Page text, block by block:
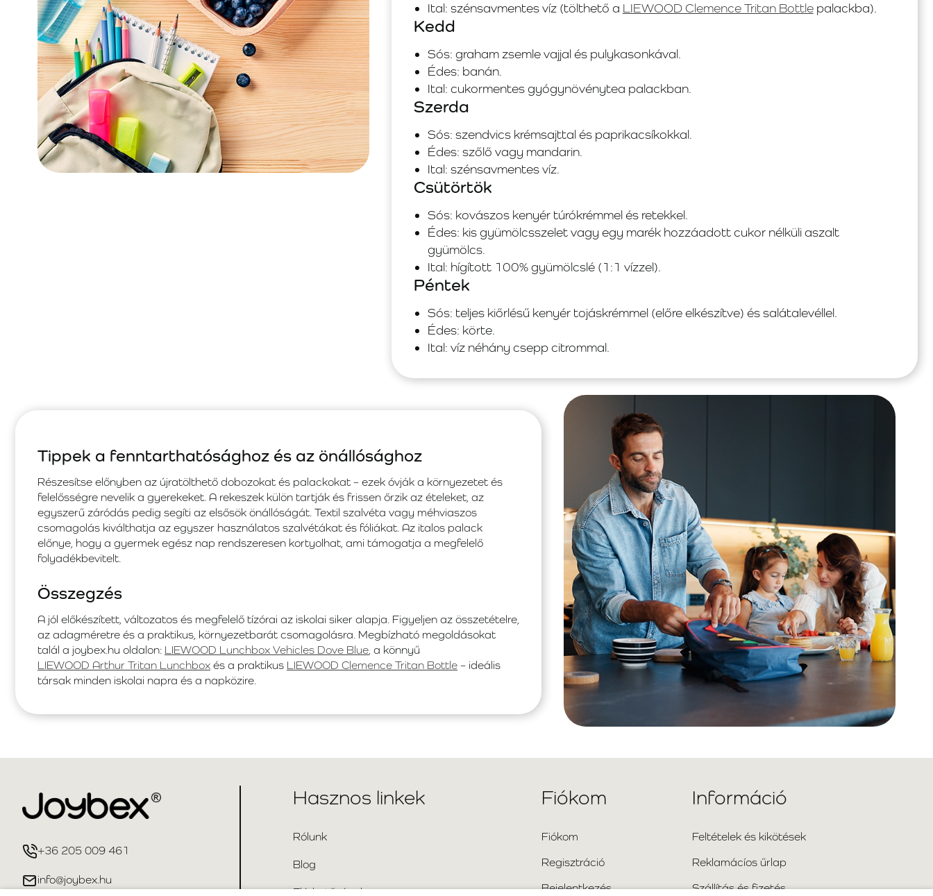
Ital: szénsavmentes víz (tölthető a LIEWOOD Clemence Tritan Bottlepalackba).
Kedd
Sós: graham zsemle vajjal és pulykasonkával.
Édes: banán.
Ital: cukormentes gyógynövénytea palackban.
Szerda
Sós: szendvics krémsajttal és paprikacsíkokkal.
Édes: szőlő vagy mandarin.
Ital: szénsavmentes víz.
Csütörtök
Sós: kovászos kenyér túrókrémmel és retekkel.
Édes: kis gyümölcsszelet vagy egy marék hozzáadott cukor nélküli aszalt
gyümölcs.
Ital: hígított 100% gyümölcslé (1:1 vízzel).
Péntek
Sós: teljes kiőrlésű kenyér tojáskrémmel (előre elkészítve) és salátalevéllel.
Édes: körte.
Ital: víz néhány csepp citrommal.
Tippek a fenntarthatósághoz és az önállósághoz
Részesítse előnyben az újratölthető dobozokat és palackokat – ezek óvják a környezetet és
felelősségre nevelik a gyerekeket. A rekeszek külön tartják és frissen őrzik az ételeket, az
egyszerű záródás pedig segíti az elsősök önállóságát. Textil szalvéta vagy méhviaszos
csomagolás kiválthatja az egyszer használatos szalvétákat és fóliákat. Az italos palack
előnye, hogy a gyermek egész nap rendszeresen kortyolhat, ami támogatja a megfelelő
folyadékbevitelt.
Összegzés
A jól előkészített, változatos és megfelelő tízórai az iskolai siker alapja. Figyeljen az összetételre,
az adagméretre és a praktikus, környezetbarát csomagolásra. Megbízható megoldásokat
talál a joybex.hu oldalon: LIEWOOD Lunchbox Vehicles Dove Blue, a könnyű
LIEWOOD Arthur Tritan Lunchbox és a praktikus LIEWOOD Clemence Tritan Bottle – ideális
társak minden iskolai napra és a napközire.
+36 205 009 461
info@joybex.hu
Hasznos linkek
Rólunk
Blog
Elérhetőségek
Fiókom
Fiókom
Regisztráció
Bejelentkezés
Információ
Feltételek és kikötések
Reklamácíos űrlap
Szállítás és fizetés